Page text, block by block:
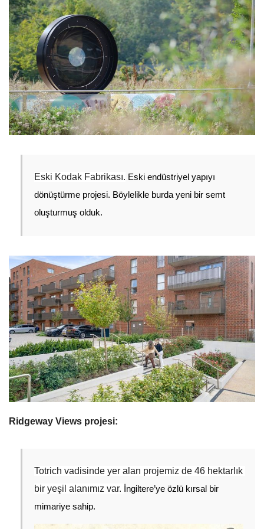
Eski Kodak Fabrikası. Eski endüstriyel yapıyı
dönüştürme projesi. Böylelikle burda yeni bir semt
oluşturmuş olduk.
Ridgeway Views projesi:
Totrich vadisinde yer alan projemiz de 46 hektarlık
bir yeşil alanımız var.
İngiltere’ye özlü kırsal bir
mimariye sahip.